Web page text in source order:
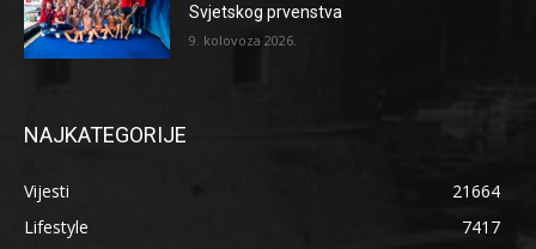
Svjetskog prvenstva
9. kolovoza 2026.
NAJKATEGORIJE
Vijesti
21664
Lifestyle
7417